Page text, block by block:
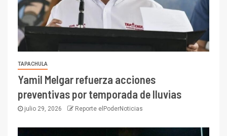
TAPACHULA
Yamil Melgar refuerza acciones
preventivas por temporada de lluvias
julio 29, 2026 Reporte elPoderNoticias